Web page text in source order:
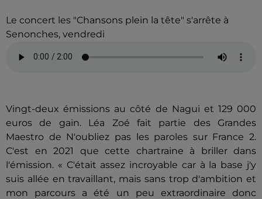
Le concert les "Chansons plein la tête" s'arrête à
Senonches, vendredi
Vingt-deux émissions au côté de Nagui et 129 000
euros de gain. Léa Zoé fait partie des Grandes
Maestro de N'oubliez pas les paroles sur France 2.
C'est en 2021 que cette chartraine à briller dans
l'émission. « C'était assez incroyable car à la base j'y
suis allée en travaillant, mais sans trop d'ambition et
mon parcours a été un peu extraordinaire donc